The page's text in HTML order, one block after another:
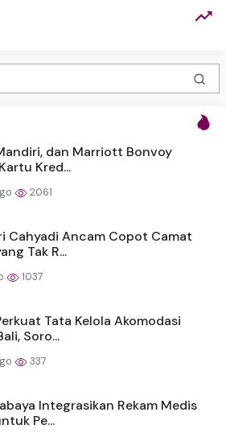
dan Marriott Bonvoy
Kred...
2061
Cahyadi Ancam Copot Camat
Tak R...
1037
Tata Kelola Akomodasi
Soro...
337
Integrasikan Rekam Medis
Pe...